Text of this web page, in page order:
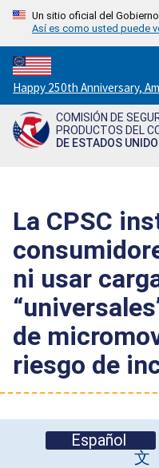
Un sitio oficial del
Así es como usted puede
Countdown
to
America's
250th
Happy 250th Anniversary,
COMISIÓN DE
PRODUCTOS DEL
DE ESTADOS
La CPSC
ni usar
de
riesgo de
Español
文